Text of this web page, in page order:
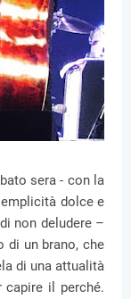
sera - con la
dolce e
non deludere –
di un brano, che
di una attualità
il perché.